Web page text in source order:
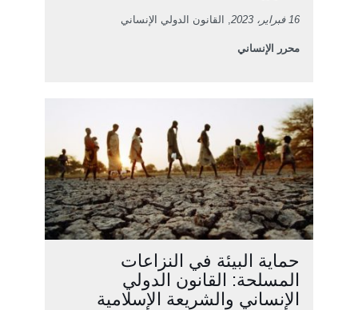
16 فبراير، 2023 , القانون الدولي الإنساني
محرر الإنساني
حماية البيئة في النزاعات
المسلحة: القانون الدولي
الإنساني والشريعة الإسلامية